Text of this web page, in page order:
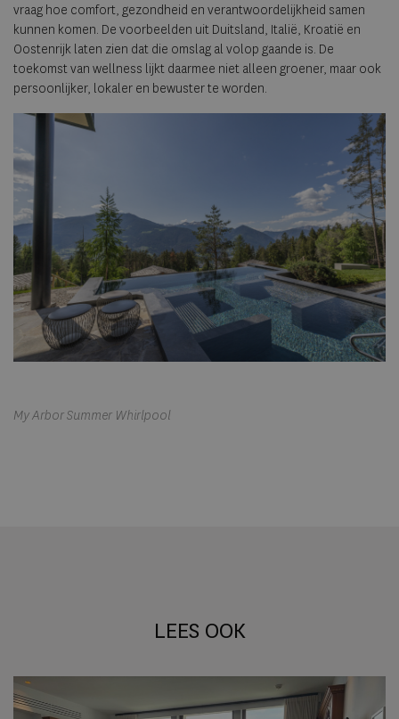
vraag hoe comfort, gezondheid en verantwoordelijkheid samen
kunnen komen. De voorbeelden uit Duitsland, Italië, Kroatië en
Oostenrijk laten zien dat die omslag al volop gaande is. De
toekomst van wellness lijkt daarmee niet alleen groener, maar ook
persoonlijker, lokaler en bewuster te worden.
My Arbor Summer Whirlpool
LEES OOK